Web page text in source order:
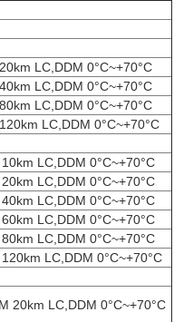
LC,DDM 0°C~+70°C
LC,DDM 0°C~+70°C
LC,DDM 0°C~+70°C
LC,DDM 0°C~+70°C
LC,DDM 0°C~+70°C
LC,DDM 0°C~+70°C
LC,DDM 0°C~+70°C
LC,DDM 0°C~+70°C
LC,DDM 0°C~+70°C
LC,DDM 0°C~+70°C
20km LC,DDM 0°C~+70°C